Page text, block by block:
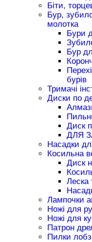
Біти,
Бур,
молотка
Бури
Бур
бурів
Тримачі
Диски по
Диск
ДЛЯ
Насадки
Косильна
Диск
Леска
Лампочки
Ножі для
Ножі для
Патрон
Пилки